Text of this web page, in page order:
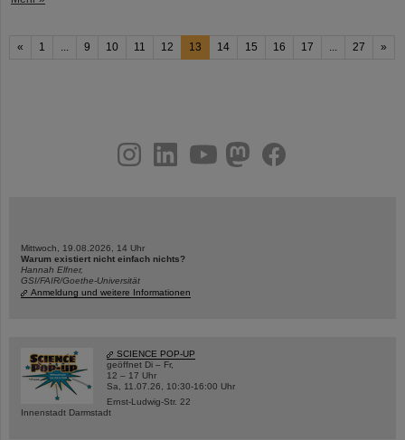
« 1 ... 9 10 11 12 13 14 15 16 17 ... 27 »
youtubehelmholtz.socialfacebook
Mittwoch, 19.08.2026, 14 Uhr
Warum existiert nicht einfach nichts?
Hannah Elfner,
GSI/FAIR/Goethe-Universität
Anmeldung und weitere Informationen
SCIENCE POP-UP
geöffnet Di – Fr,
12 – 17 Uhr
Sa, 11.07.26, 10:30-16:00 Uhr
Ernst-Ludwig-Str. 22
Innenstadt Darmstadt